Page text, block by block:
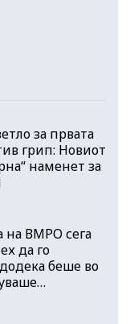
за првата
грип: Новиот
наменет за
на ВМРО сега
да го
беше во